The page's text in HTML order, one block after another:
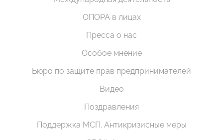
ОПОРА в лицах
Пресса о нас
Особое мнение
Бюро по защите прав предпринимателей
Видео
Поздравления
Поддержка МСП. Антикризисные меры